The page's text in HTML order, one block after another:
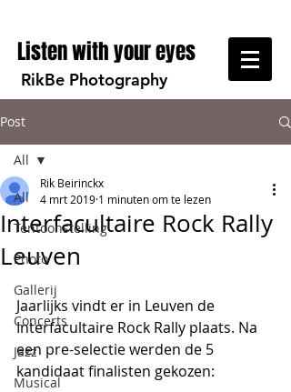
Listen with your eyes
RikBe Photography
Post
All
Tentoonstelling
Photo
Gallerij
Concerts
Jazz
Musical
All
Interfacultaire Rock Rally
Leuven
Rik Beirinckx
4 mrt 2019 1 minuten om te lezen
Jaarlijks vindt er in Leuven de
Interfacultaire Rock Rally plaats. Na
een pre-selectie werden de 5
kandidaat finalisten gekozen: